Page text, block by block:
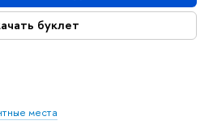
буклет
места